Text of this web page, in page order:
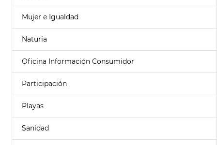
Mujer e Igualdad
Naturia
Oficina Información Consumidor
Participación
Playas
Sanidad